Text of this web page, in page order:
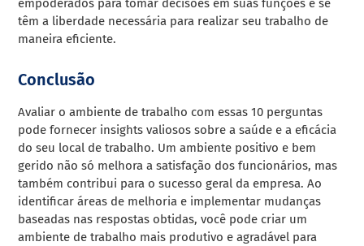
empoderados para tomar decisões em suas funções e se
têm a liberdade necessária para realizar seu trabalho de
maneira eficiente.
Conclusão
Avaliar o ambiente de trabalho com essas 10 perguntas
pode fornecer insights valiosos sobre a saúde e a eficácia
do seu local de trabalho. Um ambiente positivo e bem
gerido não só melhora a satisfação dos funcionários, mas
também contribui para o sucesso geral da empresa. Ao
identificar áreas de melhoria e implementar mudanças
baseadas nas respostas obtidas, você pode criar um
ambiente de trabalho mais produtivo e agradável para